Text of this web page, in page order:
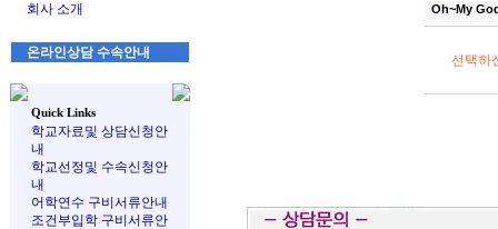
회사 소개
온라인상담 수속안내
Quick Links
학교자료및 상담신청안
내
학교선정및 수속신청안
내
어학연수 구비서류안내
조건부입학 구비서류안
Oh~My
선택하